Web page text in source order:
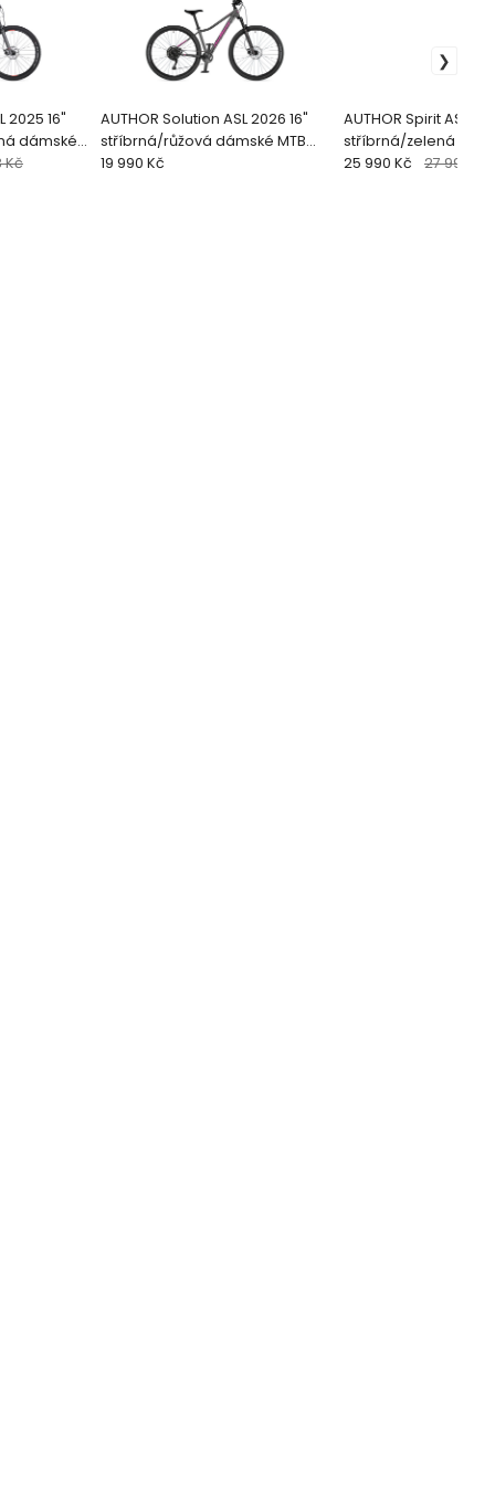
2025 16"
dámské
Kč
AUTHOR Solution ASL 2026 16"
stříbrná/růžová dámské MTB
29"k
19 990 Kč
AUTHOR Spirit ASL
stříbrná/zelená
29"kol
25 990 Kč 27 991.38